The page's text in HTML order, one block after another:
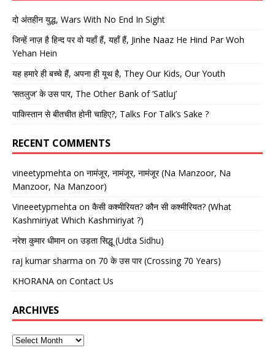
दो अंतहीन युद्ध, Wars With No End In Sight
जिन्हें नाज़ है हिन्द पर वो यहाँ हैं, यहाँ हैं, Jinhe Naaz He Hind Par Woh
Yehan Hein
यह हमारे ही बच्चे हैं, अपना ही यूथ है, They Our Kids, Our Youth
‘सतलुज’ के उस पार, The Other Bank of ‘Satluj’
पाकिस्तान से बीतचीत होनी चाहिए?, Talks For Talk’s Sake ?
RECENT COMMENTS
vineetypmehta on नामंजूर, नामंजूर, नामंजूर (Na Manzoor, Na
Manzoor, Na Manzoor)
Vineeetypmehta on कैसी कश्मीरियत? कौन सी कश्मीरियत? (What
Kashmiriyat Which Kashmiriyat ?)
नरेश कुमार धीमान on उड़ता सिद्धू (Udta Sidhu)
raj kumar sharma on 70 के उस पार (Crossing 70 Years)
KHORANA on Contact Us
ARCHIVES